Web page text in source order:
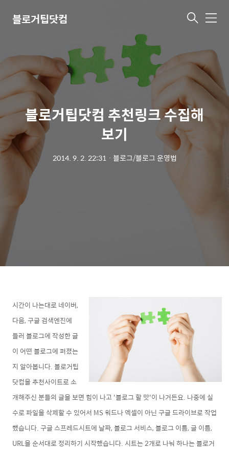
블로거팁닷컴 메
블로거팁닷컴 추천링크 수집해
보기
2014. 9. 2. 22:31ㆍ 블로그/블로그 운영법
시간이 나는대로네이버,
다음, 구글 검색엔진에
들러블로그에 작성한 글
이 어떤 블로그에 퍼졌는
지 알아봅니다. 블로거팁
닷컴을 추천사이트로 소
개해주신 분들의 글을 보면 힘이 나고 '블로그 할 맛'이 나거든요. 나중에 실
수로 파일을 삭제할 수 있어서 MS 워드나 엑셀이 아닌구글 드라이브로 작업
했습니다. 구글 스프레드시트에 날짜, 블로그 서비스, 블로그 이름, 글 이름,
URL을 순서대로 정리하기 시작했습니다. 시트는 2개로 나눠 하나는 블로거